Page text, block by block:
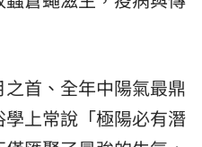
首、全年中陽氣最鼎
上常說「極陽必有潛